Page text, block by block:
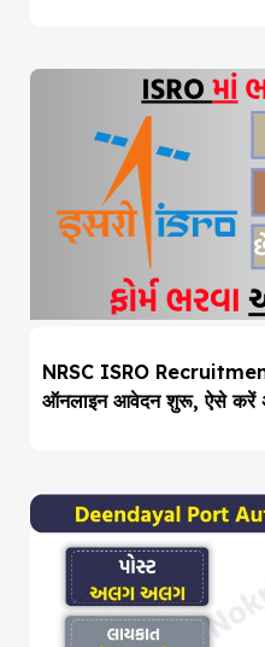
NRSC ISRO
ऑनलाइन आवेदन शुरू, ऐसे करें